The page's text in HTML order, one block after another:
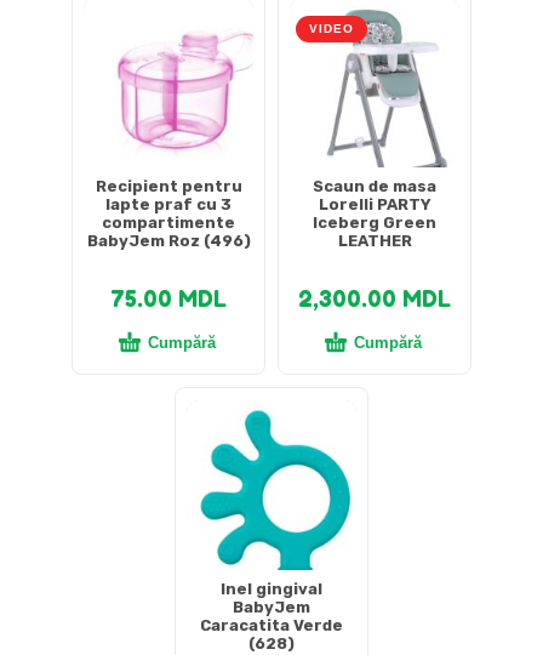
Recipient pentru
lapte praf cu 3
compartimente
BabyJem Roz (496)
75.00 MDL
Cumpără
VIDEO
Scaun de masa
Lorelli PARTY
Iceberg Green
LEATHER
2,300.00 MDL
Cumpără
Inel gingival
BabyJem
Caracatita Verde
(628)